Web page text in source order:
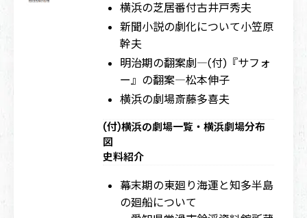
横浜の芝居番付古井戸秀夫
新聞小説の劇化について小笠原
幹夫
明治期の翻案劇―(付)『サフォ
ー』の翻案―松本伸子
横浜の劇場斎藤多喜夫
(付)横浜の劇場一覧・横浜劇場分布
図
史料紹介
幕末期の東廻り海運と知多半島
の廻船について